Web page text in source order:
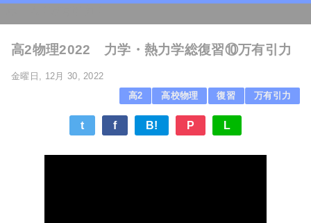
高2物理2022 力学・熱力学総復習⑩万有引力
金曜日, 12月 30, 2022
高2
高校物理 復習 万有引力
t f B! P L